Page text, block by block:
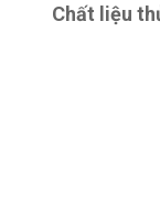
Chất liệu